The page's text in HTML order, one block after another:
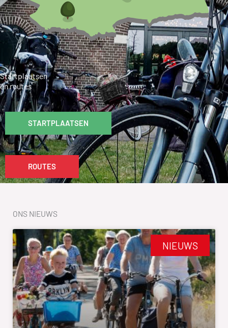
Startplaatsen
en routes
STARTPLAATSEN
ROUTES
ONS NIEUWS
NIEUWS